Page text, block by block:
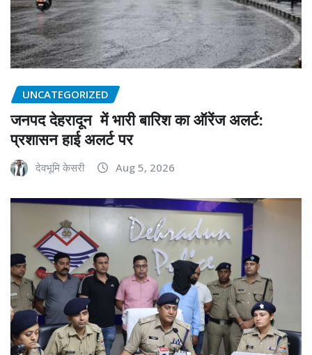
UNCATEGORIZED
जनपद देहरादून में भारी बारिश का ऑरेंज अलर्ट:
प्रशासन हाई अलर्ट पर
देवभूमि केसरी Aug 5, 2026